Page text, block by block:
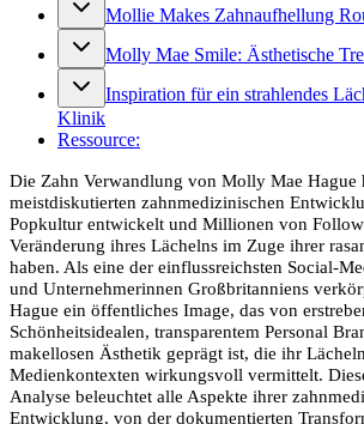
Mollie Makes Zahnaufhellung
Molly Mae Smile: Ästhetische
Inspiration für ein strahlendes
Klinik
Ressource:
Die Zahn Verwandlung von Molly Mae Hague
meistdiskutierten zahnmedizinischen
Popkultur entwickelt und Millionen von
Veränderung ihres Lächelns im Zuge ihrer
haben. Als eine der einflussreichsten Social-
und Unternehmerinnen Großbritanniens
Hague ein öffentliches Image, das von
Schönheitsidealen, transparentem Personal
makellosen Ästhetik geprägt ist, die ihr
Medienkontexten wirkungsvoll vermittelt.
Analyse beleuchtet alle Aspekte ihrer
Entwicklung, von der dokumentierten